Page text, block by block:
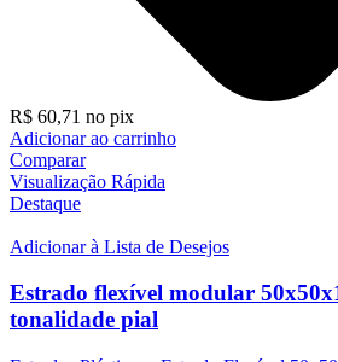
R$ 60,71 no pix
Adicionar ao carrinho
Comparar
Visualização Rápida
Destaque
Adicionar à Lista de Desejos
Estrado flexível modular
tonalidade pial